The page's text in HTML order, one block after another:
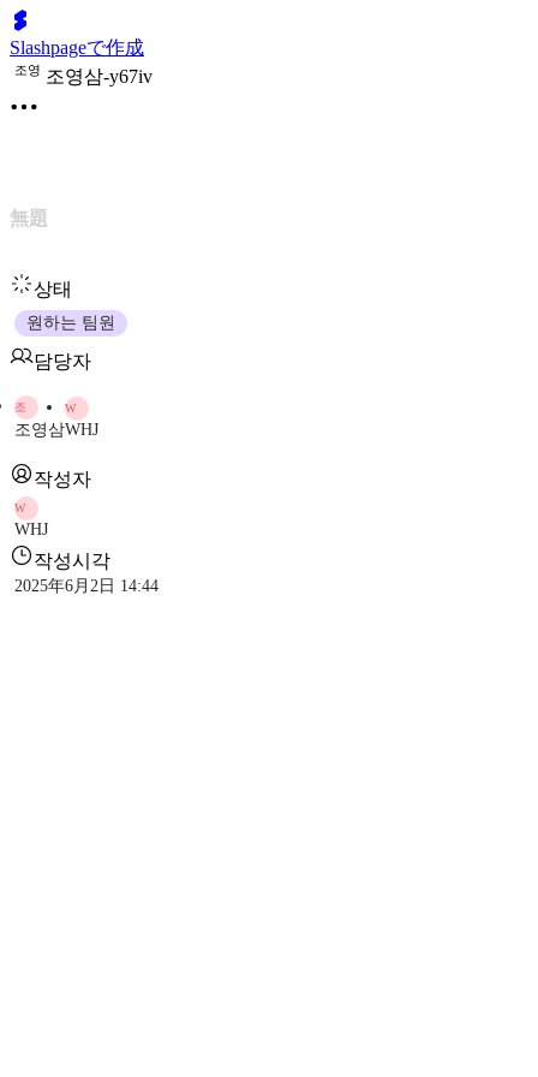
Slashpageで作成
조영 조영삼-y67iv
無題
상태
원하는 팀원
담당자
조
조영삼
W
WHJ
작성자
W
WHJ
작성시각
2025年6月2日 14:44